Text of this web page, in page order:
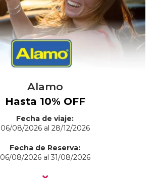
Alamo
Hasta 10% OFF
Fecha de viaje:
06/08/2026 al 28/12/2026
Fecha de Reserva:
06/08/2026 al 31/08/2026